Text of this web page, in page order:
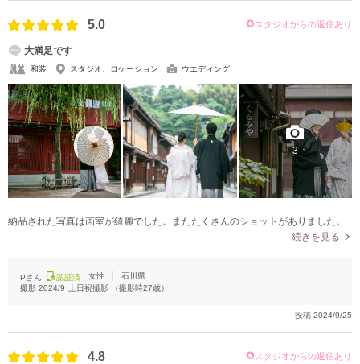
5.0 スタジオからの返信あり
大満足です
和装 スタジオ、ロケーション ウエディング
3
納品された写真は画室が綺麗でした。またたくさんのショットがありました。
続きを見る
Pさん 認証済 女性
石川県
撮影 2024/9 土日祝撮影 （撮影時27歳）
投稿 2024/9/25
4.8 スタジオからの返信あり